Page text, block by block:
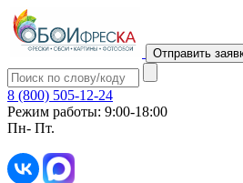
Отправить
8 (800) 505-12-24
Режим работы: 9:00-18:00
Пн- Пт.